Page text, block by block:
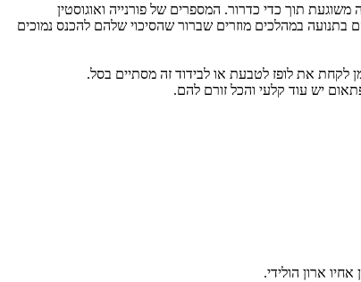
תוך כדי כדרור. המספרים של פורנייה ואוגוסטין
בתנועה במהלכים מוזרים שברור שהסיכוי שלהם להכנס נמוכים
את לופז לטבעת או לבידוד זה מסתיים בסל.
יש עוד קלעי והכל זורם להם.
ארון הולידי.